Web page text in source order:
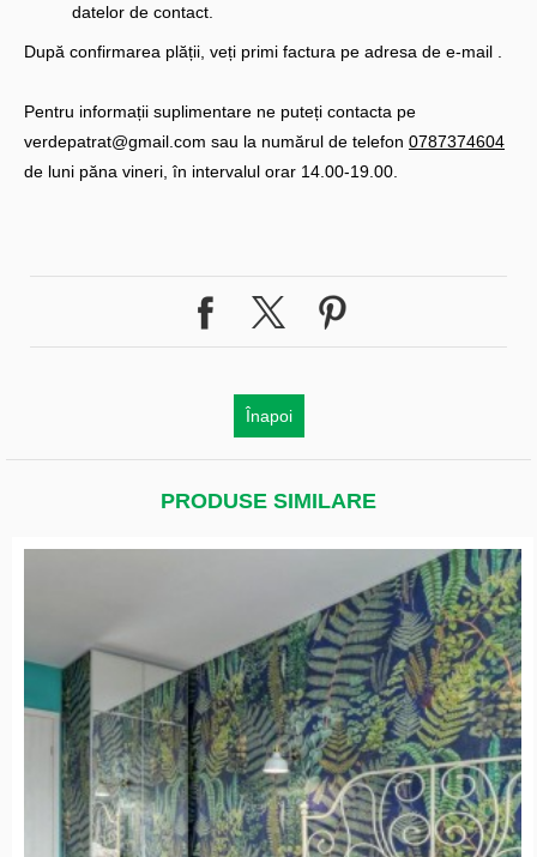
datelor de contact.
După confirmarea plății, veți primi factura pe adresa de e-mail .
Pentru informații suplimentare ne puteți contacta pe
verdepatrat@gmail.com sau la numărul de telefon 0787374604
de luni păna vineri, în intervalul orar 14.00-19.00.
Înapoi
PRODUSE SIMILARE